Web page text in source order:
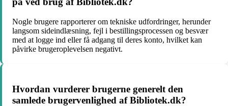
Nogle brugere rapporterer om tekniske udfordringer, herunder
langsom sideindlæsning, fejl i bestillingsprocessen og besvær
med at logge ind eller få adgang til deres konto, hvilket kan
påvirke brugeroplevelsen negativt.
Hvordan vurderer brugerne generelt den
samlede brugervenlighed af Bibliotek.dk?